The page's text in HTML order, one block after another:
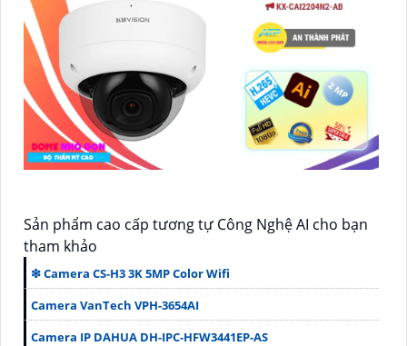
Sản phẩm cao cấp tương tự Công Nghệ AI cho bạn
tham khảo
❇ Camera CS-H3 3K 5MP Color Wifi
Camera VanTech VPH-3654AI
Camera IP DAHUA DH-IPC-HFW3441EP-AS